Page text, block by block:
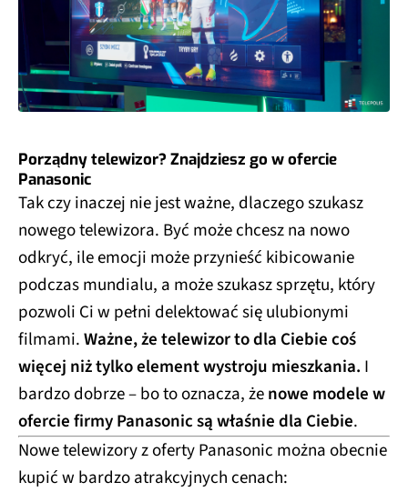
Porządny telewizor? Znajdziesz go w ofercie
Panasonic
Tak czy inaczej nie jest ważne, dlaczego szukasz
nowego telewizora. Być może chcesz na nowo
odkryć, ile emocji może przynieść kibicowanie
podczas mundialu, a może szukasz sprzętu, który
pozwoli Ci w pełni delektować się ulubionymi
filmami.Ważne, że telewizor to dla Ciebie coś
więcej niż tylko element wystroju mieszkania. I
bardzo dobrze – bo to oznacza, żenowe modele w
ofercie firmy Panasonic są właśnie dla Ciebie.
Nowe telewizory z oferty Panasonic można obecnie
kupić w bardzo atrakcyjnych cenach: